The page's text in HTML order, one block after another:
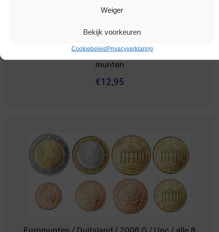
Weiger
Bekijk voorkeuren
CookiebeleidPrivacyverklaring
Euromunten / Duitsland / 2005 A / Unc / alle 8
munten
€12,95